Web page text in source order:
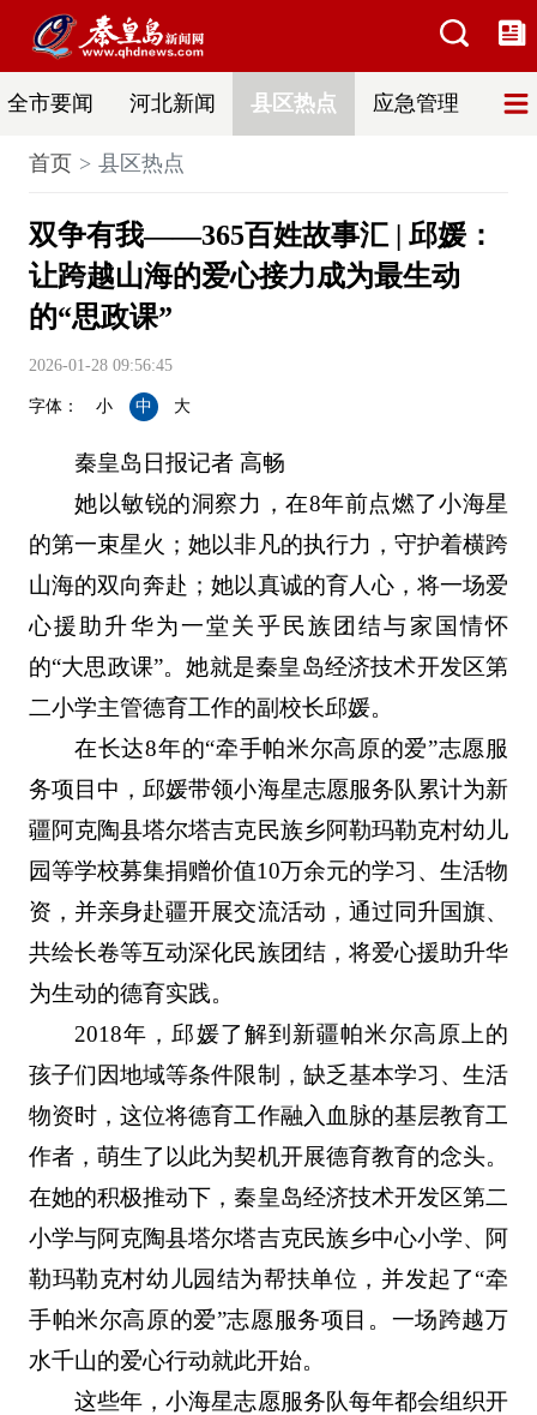
全市要闻 河北新闻 县区热点 应急管理 辟
首页 县区热点
双争有我——365百姓故事汇 | 邱媛：
让跨越山海的爱心接力成为最生动
的“思政课”
2026-01-28 09:56:45
字体： 小 中 大
秦皇岛日报记者 高畅
她以敏锐的洞察力，在8年前点燃了小海星
的第一束星火；她以非凡的执行力，守护着横跨
山海的双向奔赴；她以真诚的育人心，将一场爱
心援助升华为一堂关乎民族团结与家国情怀
的“大思政课”。她就是秦皇岛经济技术开发区第
二小学主管德育工作的副校长邱媛。
在长达8年的“牵手帕米尔高原的爱”志愿服
务项目中，邱媛带领小海星志愿服务队累计为新
疆阿克陶县塔尔塔吉克民族乡阿勒玛勒克村幼儿
园等学校募集捐赠价值10万余元的学习、生活物
资，并亲身赴疆开展交流活动，通过同升国旗、
共绘长卷等互动深化民族团结，将爱心援助升华
为生动的德育实践。
2018年，邱媛了解到新疆帕米尔高原上的
孩子们因地域等条件限制，缺乏基本学习、生活
物资时，这位将德育工作融入血脉的基层教育工
作者，萌生了以此为契机开展德育教育的念头。
在她的积极推动下，秦皇岛经济技术开发区第二
小学与阿克陶县塔尔塔吉克民族乡中心小学、阿
勒玛勒克村幼儿园结为帮扶单位，并发起了“牵
手帕米尔高原的爱”志愿服务项目。一场跨越万
水千山的爱心行动就此开始。
这些年，小海星志愿服务队每年都会组织开